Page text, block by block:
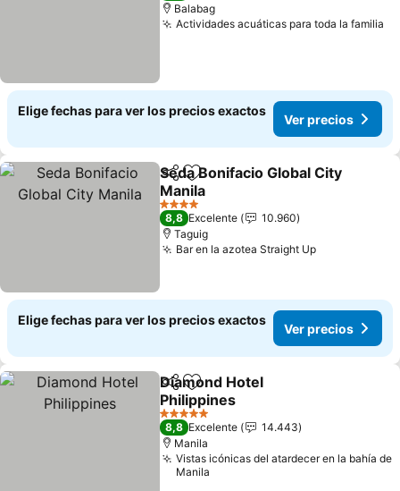
Balabag
Actividades acuáticas para toda la familia
Elige fechas para ver los precios exactos
Ver precios
CompartirAgregar a favoritos
Seda Bonifacio Global City
Manila
4 Estrellas
8,8 Excelente
10.960
Taguig
Bar en la azotea Straight Up
Elige fechas para ver los precios exactos
Ver precios
CompartirAgregar a favoritos
Diamond Hotel
Philippines
5 Estrellas
8,8 Excelente
14.443
Manila
Vistas icónicas del atardecer en la bahía de
Manila